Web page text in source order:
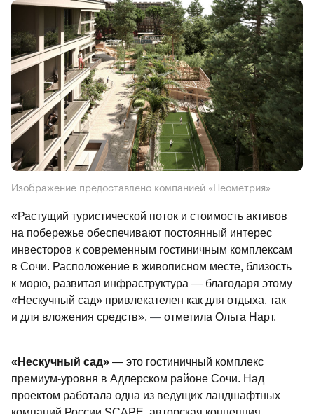
Изображение предоставлено компанией «Неометрия»
«Растущий туристической поток и стоимость активов
на побережье обеспечивают постоянный интерес
инвесторов к современным гостиничным комплексам
в Сочи. Расположение в живописном месте, близость
к морю, развитая инфраструктура — благодаря этому
«Нескучный сад» привлекателен как для отдыха, так
и для вложения средств», — отметила Ольга Нарт.
«Нескучный сад» — это гостиничный комплекс
премиум-уровня в Адлерском районе Сочи. Над
проектом работала одна из ведущих ландшафтных